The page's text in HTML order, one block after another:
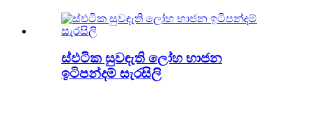
ස්ඵටික සුවඳැති ලෝහ භාජන
ඉටිපන්දම් සැරසිලි